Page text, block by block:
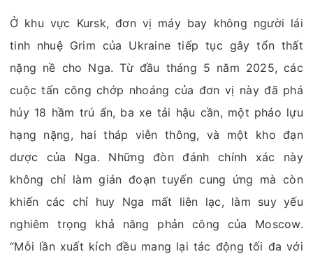
Ở khu vực Kursk, đơn vị máy bay không người lái
tinh nhuệ Grim của Ukraine tiếp tục gây tổn thất
nặng nề cho Nga. Từ đầu tháng 5 năm 2025, các
cuộc tấn công chớp nhoáng của đơn vị này đã phá
hủy 18 hầm trú ẩn, ba xe tải hậu cần, một pháo lựu
hạng nặng, hai tháp viễn thông, và một kho đạn
dược của Nga. Những đòn đánh chính xác này
không chỉ làm gián đoạn tuyến cung ứng mà còn
khiến các chỉ huy Nga mất liên lạc, làm suy yếu
nghiêm trọng khả năng phản công của Moscow.
“Mỗi lần xuất kích đều mang lại tác động tối đa với